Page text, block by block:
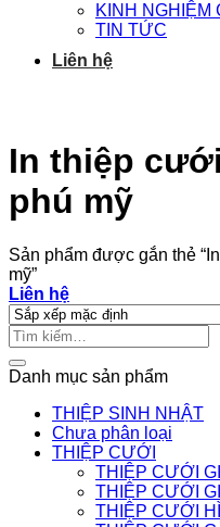
KINH NGHIỆM
TIN TỨC
Liên hệ
In thiệp
phú mỹ
Sản phẩm được gắn thẻ
mỹ”
Liên hệ
Tìm
kiếm:
Danh mục sản phẩm
THIỆP SINH NHẬT
Chưa phân loại
THIỆP CƯỚI
THIỆP CƯỚI
THIỆP CƯỚI
THIỆP CƯỚI